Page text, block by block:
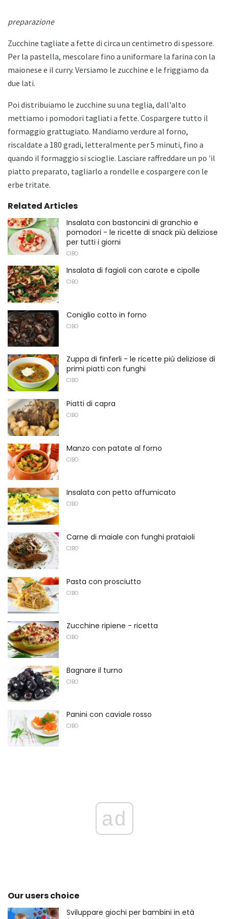
preparazione
Zucchine tagliate a fette di circa un centimetro di spessore.
Per la pastella, mescolare fino a uniformare la farina con la
maionese e il curry. Versiamo le zucchine e le friggiamo da
due lati.
Poi distribuiamo le zucchine su una teglia, dall'alto
mettiamo i pomodori tagliati a fette. Cospargere tutto il
formaggio grattugiato. Mandiamo verdure al forno,
riscaldate a 180 gradi, letteralmente per 5 minuti, fino a
quando il formaggio si scioglie. Lasciare raffreddare un po 'il
piatto preparato, tagliarlo a rondelle e cospargere con le
erbe tritate.
Related Articles
Insalata con bastoncini di granchio e
pomodori - le ricette di snack più deliziose
per tutti i giorni
CIBO
Insalata di fagioli con carote e cipolle
CIBO
Coniglio cotto in forno
CIBO
Zuppa di finferli - le ricette più deliziose di
primi piatti con funghi
CIBO
Piatti di capra
CIBO
Manzo con patate al forno
CIBO
Insalata con petto affumicato
CIBO
Carne di maiale con funghi prataioli
CIBO
Pasta con prosciutto
CIBO
Zucchine ripiene - ricetta
CIBO
Bagnare il turno
CIBO
Panini con caviale rosso
CIBO
ad
Our users choice
Sviluppare giochi per bambini in età